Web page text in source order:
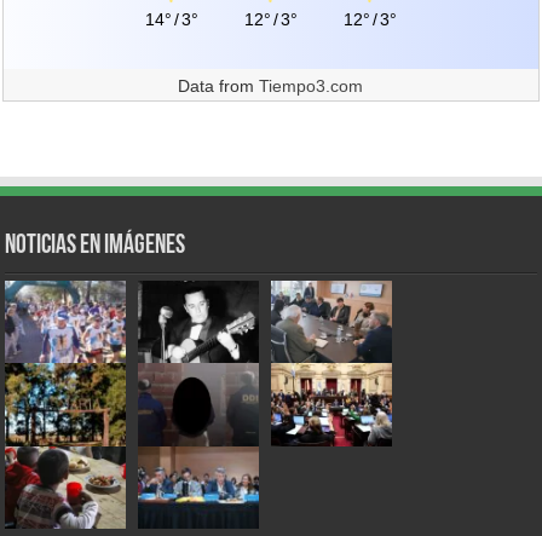
14°/3° 12°/3° 12°/3°
Data fromTiempo3.com
Noticias en Imágenes